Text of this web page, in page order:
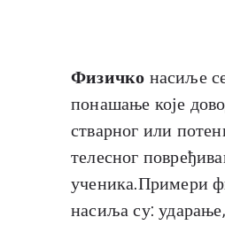
Физичко насиље
понашање које
стварног или
телесног
ученика.Примери
насиља су: